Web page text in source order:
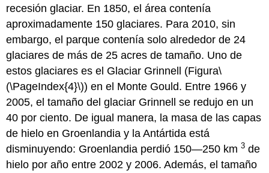
recesión glaciar. En 1850, el área contenía
aproximadamente 150 glaciares. Para 2010, sin
embargo, el parque contenía solo alrededor de 24
glaciares de más de 25 acres de tamaño. Uno de
estos glaciares es el Glaciar Grinnell (Figura\
(\PageIndex{4}\)) en el Monte Gould. Entre 1966 y
2005, el tamaño del glaciar Grinnell se redujo en un
40 por ciento. De igual manera, la masa de las capas
de hielo en Groenlandia y la Antártida está
disminuyendo: Groenlandia perdió 150—250 km3 de
hielo por año entre 2002 y 2006. Además, el tamaño